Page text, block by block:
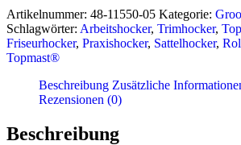
Artikelnummer: 48-11550-05 Kategorie:
Schlagwörter: Arbeitshocker, Trimhocker,
Friseurhocker, Praxishocker, Sattelhocker,
Topmast®
Beschreibung Zusätzliche
Rezensionen (0)
Beschreibung